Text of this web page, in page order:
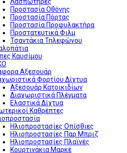
Προστασία Οθόνης
Προστασία Πόρτας
Προστασία Προφυλακτήρα
Προστατευτικά Φιλμ
Τσαντάκια Τηλεφώνου
Καυσίμου
Αξεσουάρ
Φορτίου Δίχτυα
Αξεσουάρ Κατοικιδίων
Διαχωριστικά Πλέγματα
Ελαστικά Δίχτυα
Καθρέπτες
Ηλιοπροστασίες Οπίσθιες
Ηλιοπροστασίες Παρ Μπριζ
Ηλιοπροστασίες Πλαϊνές
Κουρτινάκια Μαρκέ